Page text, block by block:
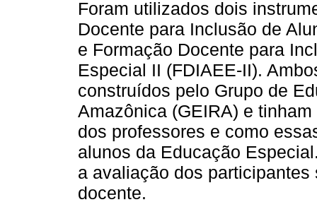
Foram utilizados dois
Docente para Inclusão de
e Formação Docente para
Especial II (FDIAEE-II).
construídos pelo Grupo de
Amazônica (GEIRA) e
dos professores e como
alunos da Educação
a avaliação dos
docente.